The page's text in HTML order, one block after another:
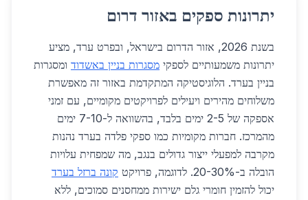
יתרונות ספקים באזור דרום
בשנת 2026, אזור הדרום בישראל, ובפרט ערד, מציע
יתרונות משמעותיים לספקי מסגרות בניין באשדוד ומסגרות
בניין בערד. הלוגיסטיקה המתקדמת באזור זה מאפשרת
משלוחים מהירים ויעילים לפרויקטים מקומיים, עם זמני
אספקה של 2-5 ימים בלבד, בהשוואה ל-7-10 ימים
מהמרכז. חברות מקומיות כמו ספקי פלדה בערד נהנות
מקרבה למפעלי ייצור גדולים בנגב, מה שמפחית עלויות
הובלה ב-20-30%. לדוגמה, פרויקט
קונה ברזל בערד
יכול להזמין חומרי גלם ישירות ממחסנים סמוכים, ללא